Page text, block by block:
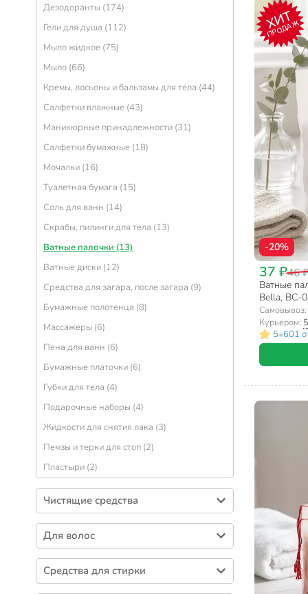
Дезодоранты (174)
Гели для душа (112)
Мыло жидкое (75)
Мыло (66)
Кремы, лосьоны и бальзамы для тела (44)
Салфетки влажные (43)
Маникюрные принадлежности (31)
Салфетки бумажные (18)
Мочалки (16)
Туалетная бумага (15)
Соль для ванн (14)
Скрабы, пилинги для тела (13)
Ватные палочки (13)
Ватные диски (12)
Средства для загара, после загара (9)
Бумажные полотенца (8)
Массажеры (6)
Пена для ванн (6)
Бумажные платочки (6)
Губки для тела (4)
Подарочные наборы (4)
Жидкости для снятия лака (3)
Пемзы и терки для стоп (2)
Пластыри (2)
Чистящие средства
Универсальные чистящие средства (75)
Средства для мытья посуды (73)
Средства для ухода за обувью (54)
Средства для кухни (29)
Для волос
Шампуни (131)
Заколки (76)
Средства для стирки
ХИТ
ПРОДАЖ
-20%
37 ₽46 ₽
Ватные
Bella, BC-
Самовывоз:
Курьером:
5•601